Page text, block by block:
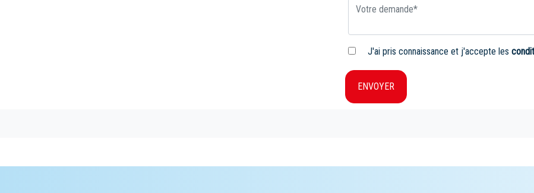
J'ai pris connaissance et j'accepte les
ENVOYER